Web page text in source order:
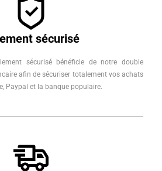
sécurisé
sécurisé bénéficie de notre double
afin de sécuriser totalement vos achats
Paypal et la banque populaire.